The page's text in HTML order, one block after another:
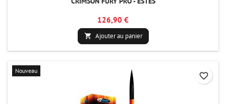
126,90 €
 Ajouter au panier
Nouveau
favorite_border